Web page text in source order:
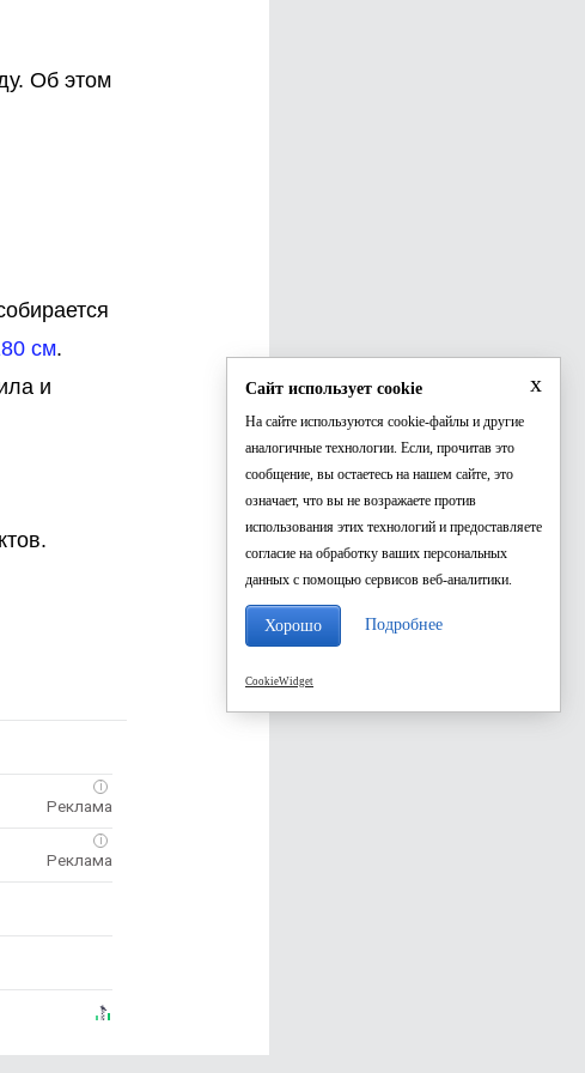
Об этом
см.
и
i
i
x
Сайт использует cookie
На сайте используются cookie-файлы и другие
аналогичные технологии. Если, прочитав это
сообщение, вы остаетесь на нашем сайте, это
означает, что вы не возражаете против
использования этих технологий и предоставляете
согласие на обработку ваших персональных
данных с помощью сервисов веб-аналитики.
Хорошо Подробнее
CookieWidget